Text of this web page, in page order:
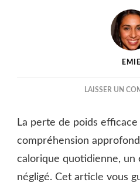
EMIE
LAISSER UN
La perte de poids
compréhension
calorique quotidienne, un
négligé. Cet article vous